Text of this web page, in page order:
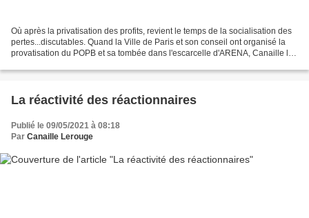
Où après la privatisation des profits, revient le temps de la socialisation des
pertes...discutables. Quand la Ville de Paris et son conseil ont organisé la
provatisation du POPB et sa tombée dans l'escarcelle d'ARENA, Canaille le
La réactivité des réactionnaires
Publié le 09/05/2021 à 08:18
Par Canaille Lerouge